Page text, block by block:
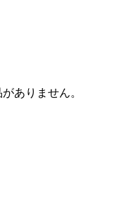
ありません。